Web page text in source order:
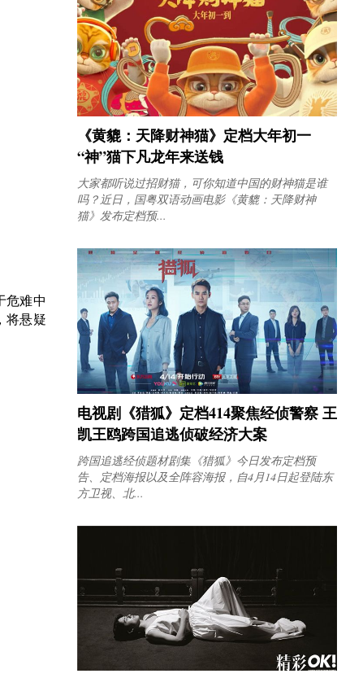
危难中
将悬疑
《黄貔：天降财神猫》定档大年初一
“神”猫下凡龙年来送钱
大家都听说过招财猫，可你知道中国的财神猫是谁
吗？近日，国粤双语动画电影《黄貔：天降财神
猫》发布定档预...
电视剧《猎狐》定档414聚焦经侦警察 王
凯王鸥跨国追逃侦破经济大案
跨国追逃经侦题材剧集《猎狐》今日发布定档预
告、定档海报以及全阵容海报，自4月14日起登陆东
方卫视、北...